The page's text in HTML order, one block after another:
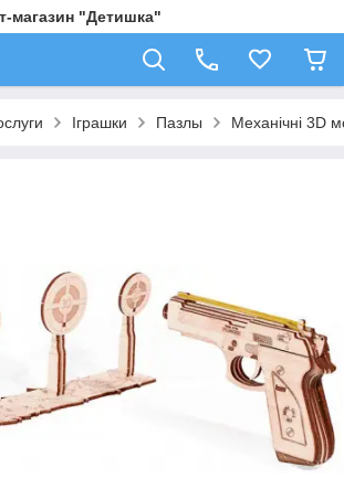
магазин "Детишка"
Іграшки Пазлы Механічні 3D